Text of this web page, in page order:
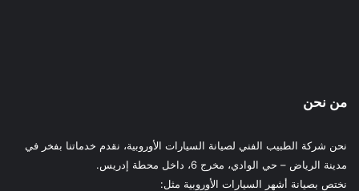
من نحن
نحن شركة الطبيب الفني لصيانة السيارات الأوروبية، نقدم خدماتنا بفخر في
مدينة الرياض – حي الوادي، مخرج 6، داخل محطة إدريس.
نختص بصيانة أشهر السيارات الأوروبية مثل: